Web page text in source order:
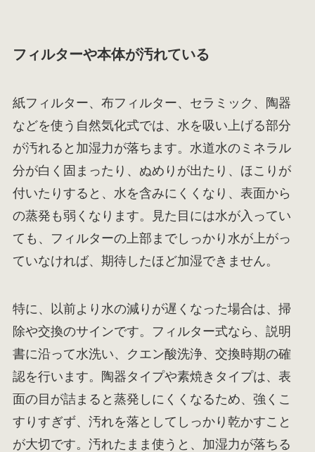
フィルターや本体が汚れている
紙フィルター、布フィルター、セラミック、陶器
などを使う自然気化式では、水を吸い上げる部分
が汚れると加湿力が落ちます。水道水のミネラル
分が白く固まったり、ぬめりが出たり、ほこりが
付いたりすると、水を含みにくくなり、表面から
の蒸発も弱くなります。見た目には水が入ってい
ても、フィルターの上部までしっかり水が上がっ
ていなければ、期待したほど加湿できません。
特に、以前より水の減りが遅くなった場合は、掃
除や交換のサインです。フィルター式なら、説明
書に沿って水洗い、クエン酸洗浄、交換時期の確
認を行います。陶器タイプや素焼きタイプは、表
面の目が詰まると蒸発しにくくなるため、強くこ
すりすぎず、汚れを落としてしっかり乾かすこと
が大切です。汚れたまま使うと、加湿力が落ちる